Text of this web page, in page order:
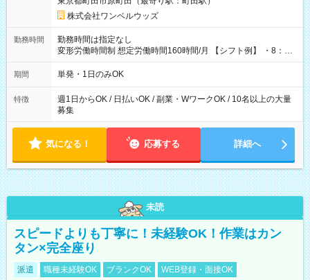
株式会社ワンベルウッズ
勤務時間
勤務時間は指定なし
変形労働時間制 想定労働時間160時間/月 【シフト例】 ・8：00
～21：00
期間 単発・1日のみOK
特徴
週1日からOK / 日払いOK / 副業・WワークOK / 10名以上の大量
募集
気になる！ 応募する 詳細へ
未読
スピードよりも丁寧に！未経験OK！作業はカン
タン×完全座り
派遣 職種未経験OK ブランクOK WEB登録・面接OK